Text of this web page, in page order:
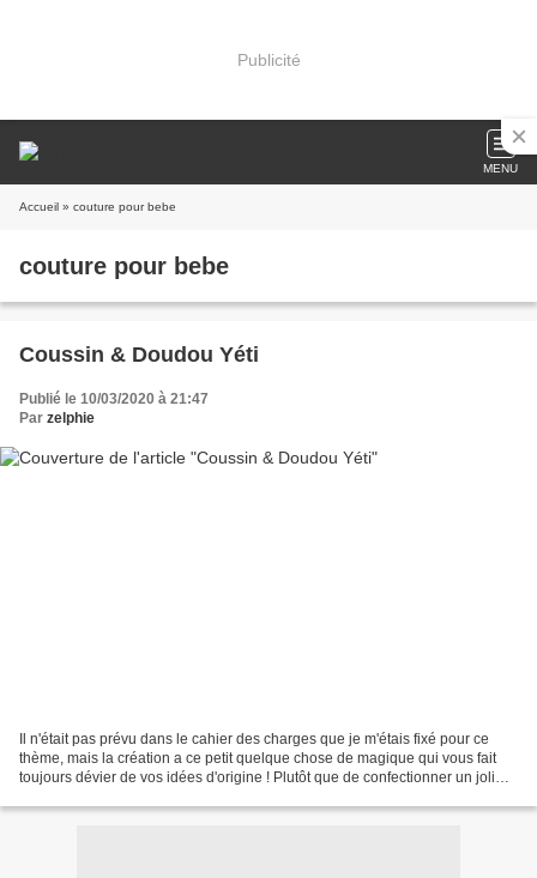
Publicité
MENU
Accueil » couture pour bebe
couture pour bebe
Coussin & Doudou Yéti
Publié le 10/03/2020 à 21:47
Par zelphie
Il n'était pas prévu dans le cahier des charges que je m'étais fixé pour ce
thème, mais la création a ce petit quelque chose de magique qui vous fait
toujours dévier de vos idées d'origine ! Plutôt que de confectionner un joli